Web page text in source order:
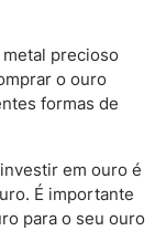
precioso
o ouro
formas de
em ouro é
É importante
para o seu ouro